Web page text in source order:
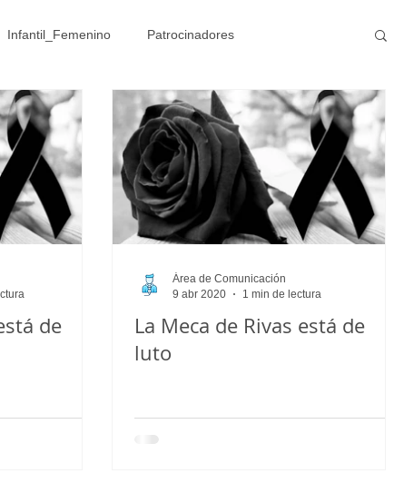
Infantil_Femenino Patrocinadores
Alevin_Masculino Psicología
de
La Meca de Rivas está de
luto
Área de Comunicación
9 abr 2020
1 min de lectura